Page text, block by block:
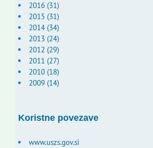
2016 (31)
2015 (31)
2014 (34)
2013 (24)
2012 (29)
2011 (27)
2010 (18)
2009 (14)
Koristne povezave
www.uszs.gov.si